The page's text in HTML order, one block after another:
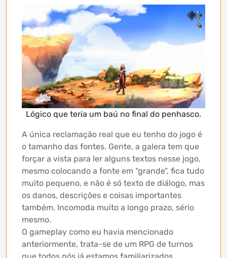
Lógico que teria um baú no final do penhasco.
A única reclamação real que eu tenho do jogo é
o tamanho das fontes. Gente, a galera tem que
forçar a vista para ler alguns textos nesse jogo,
mesmo colocando a fonte em “grande”, fica tudo
muito pequeno, e não é só texto de diálogo, mas
os danos, descrições e coisas importantes
também. Incomoda muito a longo prazo, sério
mesmo.
O gameplay como eu havia mencionado
anteriormente, trata-se de um RPG de turnos
que todos nós já estamos familiarizados,